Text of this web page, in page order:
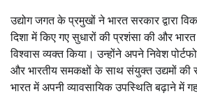
उद्योग जगत के प्रमुखों ने भारत सरकार द्वारा
दिशा में किए गए सुधारों की प्रशंसा की और
विश्वास व्यक्त किया। उन्होंने अपने निवेश
और भारतीय समकक्षों के साथ संयुक्त उद्यमों
भारत में अपनी व्यावसायिक उपस्थिति बढ़ाने में